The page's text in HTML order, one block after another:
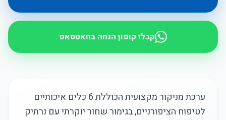
קבלו קופון הנחה בוואטסאפ
ערכת מניקור מקצועית הכוללת 6 כלים איכותיים
לטיפוח הציפורניים, בגימור שחור יוקרתי עם נרתיק